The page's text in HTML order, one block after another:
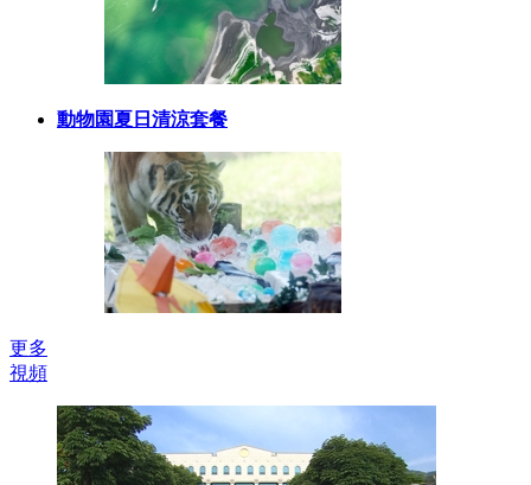
動物園夏日清涼套餐
更多
視頻